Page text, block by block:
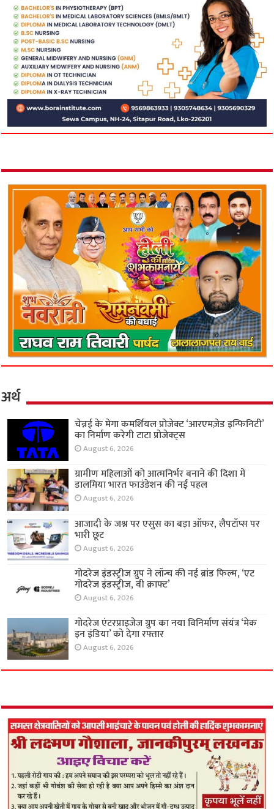
अर्थ
चेन्नई के मेगा कमर्शियल प्रोजेक्ट ‘आरएमज़ेड इन्फिनिटी’
का निर्माण करेगी टाटा प्रोजेक्ट्स
August 6, 2026
ग्रामीण महिलाओं को आत्मनिर्भर बनाने की दिशा में
डालमिया भारत फाउंडेशन की नई पहल
August 6, 2026
आजादी के जश्न पर एसुस का बड़ा ऑफर, लैपटॉप्स पर
भारी छूट
August 6, 2026
गोदरेज इंडस्ट्रीज ग्रुप ने लॉन्च की नई ब्रांड फिल्म, ‘एट
गोदरेज इंडस्ट्रीज, वी क्राफ्ट’
August 6, 2026
गोदरेज एंटरप्राइजेज ग्रुप का नया विनिर्माण संयंत्र ‘मेक
इन इंडिया’ को देगा रफ्तार
August 6, 2026